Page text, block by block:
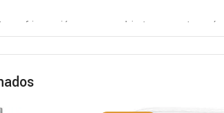
refrigeración, una vez abiertas aguantan
del bote, tiene una válvula antigoteo
caldo de pollo, (almidón modificado de